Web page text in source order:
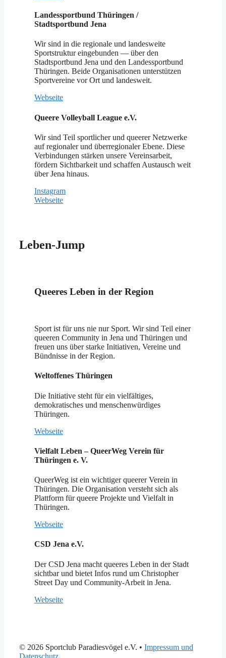
Landessportbund Thüringen /
Stadtsportbund Jena
Wir sind in die regionale und landesweite
Sportstruktur eingebunden — über den
Stadtsportbund Jena und den Landessportbund
Thüringen. Beide Organisationen unterstützen
Sportvereine vor Ort und landesweit.
Webseite
Queere Volleyball League e.V.
Wir sind Teil sportlicher und queerer Netzwerke
auf regionaler und überregionaler Ebene. Diese
Verbindungen stärken unsere Vereinsarbeit,
fördern Sichtbarkeit und schaffen Austausch weit
über Jena hinaus.
Instagram
Webseite
Leben-Jump
Queeres Leben in der Region
Sport ist für uns nie nur Sport. Wir sind Teil einer
queeren Community in Jena und Thüringen und
freuen uns über starke Initiativen, Vereine und
Bündnisse in der Region.
Weltoffenes Thüringen
Die Initiative steht für ein vielfältiges,
demokratisches und menschenwürdiges
Thüringen.
Webseite
Vielfalt Leben – QueerWeg Verein für
Thüringen e. V.
QueerWeg ist ein wichtiger queerer Verein in
Thüringen. Die Organisation versteht sich als
Plattform für queere Projekte und Vielfalt in
Thüringen.
Webseite
CSD Jena e.V.
Der CSD Jena macht queeres Leben in der Stadt
sichtbar und bietet Infos rund um Christopher
Street Day und Community-Arbeit in Jena.
Webseite
© 2026 Sportclub Paradiesvögel e.V. • Impressum und
Datenschutz